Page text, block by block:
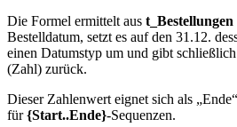
Die Formel ermittelt aus t_Bestellungen
Bestelldatum, setzt es auf den 31.12.
einen Datumstyp um und gibt
(Zahl) zurück.
Dieser Zahlenwert eignet sich als
für{Start..Ende}-Sequenzen.